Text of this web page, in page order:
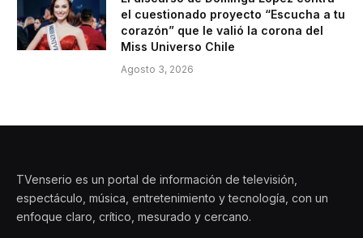
el cuestionado proyecto “Escucha a tu
corazón” que le valió la corona del
Miss Universo Chile
Agosto 3, 2026
TVenserio es un portal de información de televisión,
espectáculo, música, entretenimiento y tecnología, con un
enfoque claro, crítico, mesurado y cercano.